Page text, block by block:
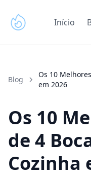
Início
Blog
Os 10
em 2026
Os 10
de 4
Cozinha